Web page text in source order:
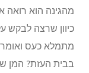
מהגינה הוא רואה
כיוון שרצה לבקש
מתמלא כעס
בבית העזת? המן